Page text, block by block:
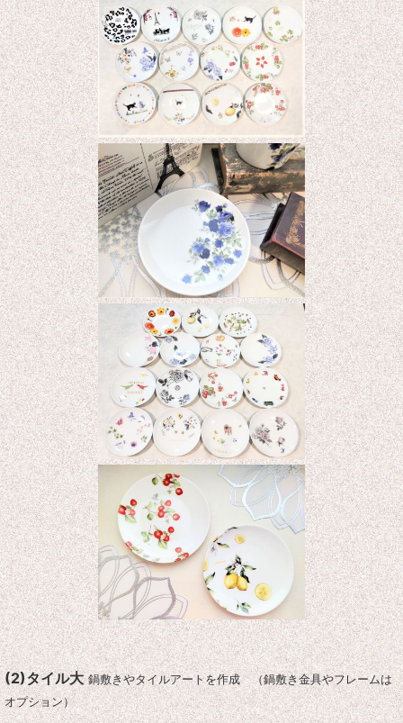
(2)タイル大 鍋敷きやタイルアートを作成 （鍋敷き金具やフレームは
オプション）